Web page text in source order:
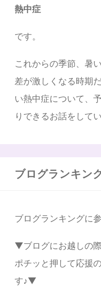
熱中症
です。
これからの季節、暑
差が激しくなる時期
い熱中症について、
りできるお話をしてい
ブログランキン
ブログランキングに
▼ブログにお越しの
ポチッと押して応援
す♪▼